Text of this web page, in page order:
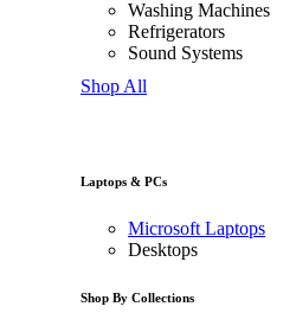
Washing Machines
Refrigerators
Sound Systems
Shop All
Laptops & PCs
Microsoft Laptops
Desktops
Shop By Collections